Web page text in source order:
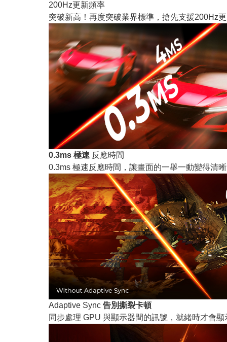
200Hz更新頻率
突破新高！再度突破業界標準，搶先支援200Hz
0.3ms 極速 反應時間
0.3ms 極速反應時間，讓畫面的一舉一動變得清
Adaptive Sync 告別撕裂卡頓
同步處理 GPU 與顯示器間的訊號，就緒時才會